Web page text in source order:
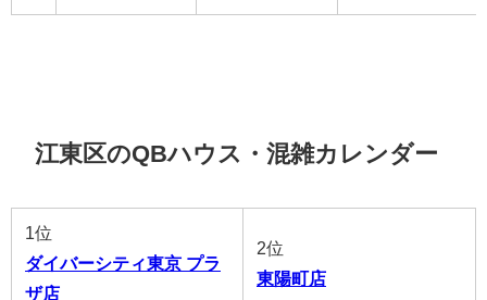
江東区のQBハウス・混雑カレンダー
1位
ダイバーシティ東京 プラ
ザ店
2位
東陽町店